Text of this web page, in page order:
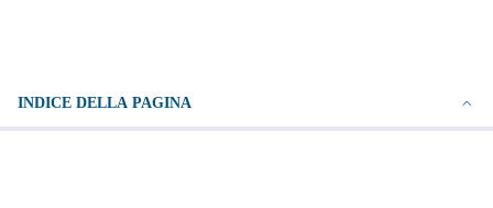
INDICE DELLA PAGINA